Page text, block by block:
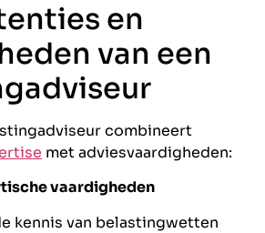
en
van een
combineert
met adviesvaardigheden:
vaardigheden
kennis van belastingwetten